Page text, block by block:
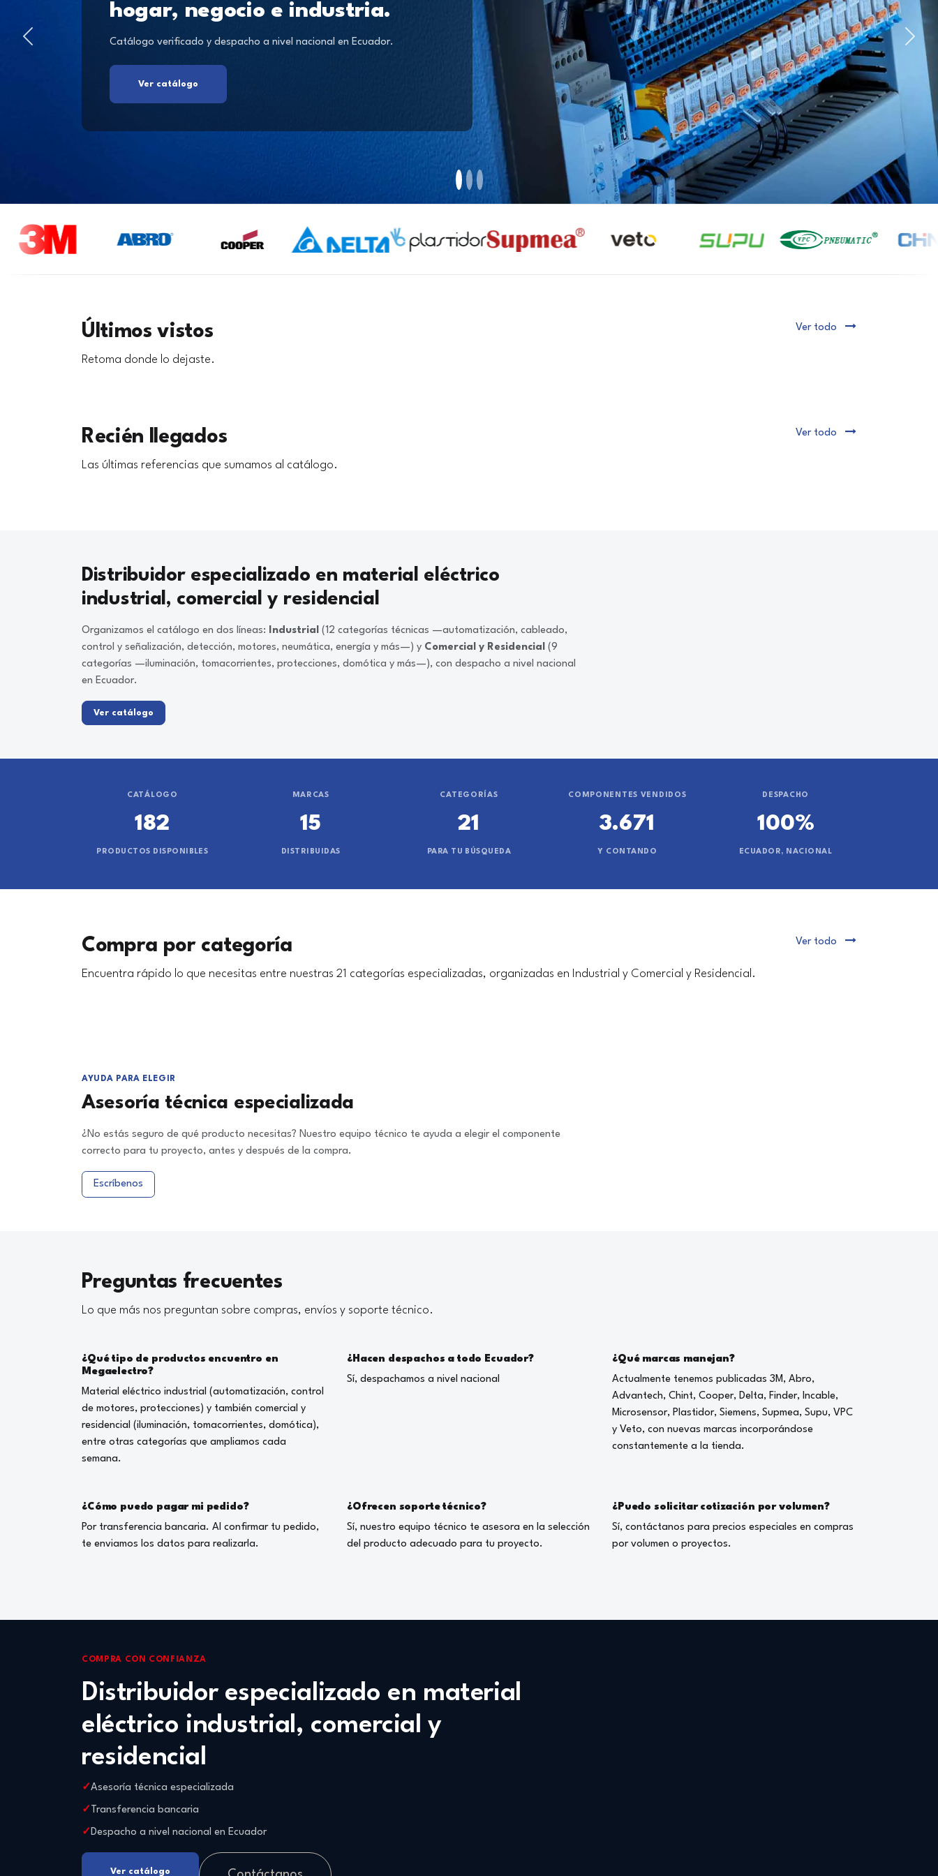
hogar, negocio e industria.
Catálogo verificado y despacho a nivel nacional en Ecuador.
Ver catálogo
Últimos vistos
Retoma donde lo dejaste.
Ver todo
Recién llegados
Las últimas referencias que sumamos al catálogo.
Ver todo
Distribuidor especializado en material eléctrico
industrial, comercial y residencial
Organizamos el catálogo en dos líneas: Industrial (12 categorías técnicas —automatización, cableado,
control y señalización, detección, motores, neumática, energía y más—) y Comercial y Residencial (9
categorías —iluminación, tomacorrientes, protecciones, domótica y más—), con despacho a nivel nacional
en Ecuador.
Ver catálogo
CATÁLOGO
182
PRODUCTOS DISPONIBLES
MARCAS
15
DISTRIBUIDAS
CATEGORÍAS
21
PARA TU BÚSQUEDA
COMPONENTES VENDIDOS
3.671
Y CONTANDO
DESPACHO
100%
ECUADOR, NACIONAL
Compra por categoría
Encuentra rápido lo que necesitas entre nuestras 21 categorías especializadas, organizadas en Industrial y Comercial y Residencial.
Ver todo
AYUDA PARA ELEGIR
Asesoría técnica especializada
¿No estás seguro de qué producto necesitas? Nuestro equipo técnico te ayuda a elegir el componente
correcto para tu proyecto, antes y después de la compra.
Escríbenos
Preguntas frecuentes
Lo que más nos preguntan sobre compras, envíos y soporte técnico.
¿Qué tipo de productos encuentro en
Megaelectro?
Material eléctrico industrial (automatización, control
de motores, protecciones) y también comercial y
residencial (iluminación, tomacorrientes, domótica),
entre otras categorías que ampliamos cada
semana.
¿Hacen despachos a todo Ecuador?
Sí, despachamos a nivel nacional
¿Qué marcas manejan?
Actualmente tenemos publicadas 3M, Abro,
Advantech, Chint, Cooper, Delta, Finder, Incable,
Microsensor, Plastidor, Siemens, Supmea, Supu, VPC
y Veto, con nuevas marcas incorporándose
constantemente a la tienda.
¿Cómo puedo pagar mi pedido?
Por transferencia bancaria. Al confirmar tu pedido,
te enviamos los datos para realizarla.
¿Ofrecen soporte técnico?
Sí, nuestro equipo técnico te asesora en la selección
del producto adecuado para tu proyecto.
¿Puedo solicitar cotización por volumen?
Sí, contáctanos para precios especiales en compras
por volumen o proyectos.
COMPRA CON CONFIANZA
Distribuidor especializado en material
eléctrico industrial, comercial y
residencial
Asesoría técnica especializada
Transferencia bancaria
Despacho a nivel nacional en Ecuador
Ver catálogo